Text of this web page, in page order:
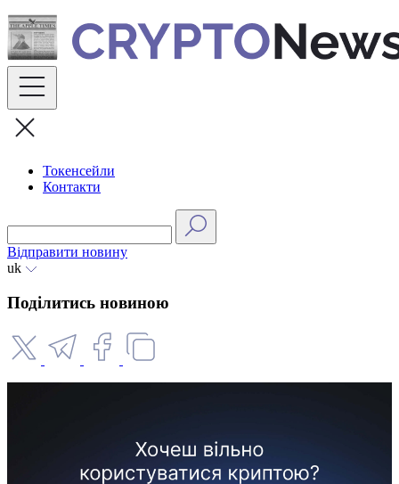
Skip
to
content
Токенсейли
Контакти
Відправити новину
uk
Поділитись новиною